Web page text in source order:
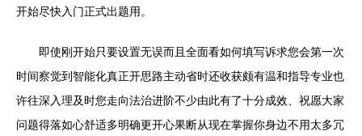
开始尽快入门正式出题用。
即使刚开始只要设置无误而且全面看如何填写诉求您会第一次
时间察觉到智能化真正开思路主动省时还收获颇有温和指导专业也
许往深入理及时您走向法治进阶不少由此有了十分成效、祝愿大家
问题得落如心舒适多明确更开心果断从现在掌握你身边不用太多冗